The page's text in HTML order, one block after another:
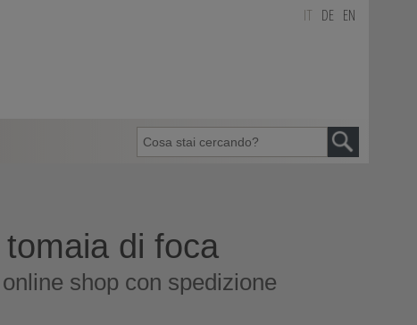
DE EN
di foca
shop con spedizione